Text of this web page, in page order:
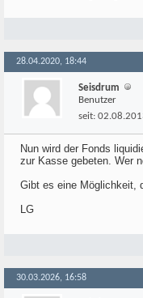
28.04.2020, 18:44
Seisdrum
Benutzer
seit:
Nun wird der Fonds
zur Kasse gebeten. Wer
Gibt es eine Möglichkeit,
LG
30.03.2026, 16:58